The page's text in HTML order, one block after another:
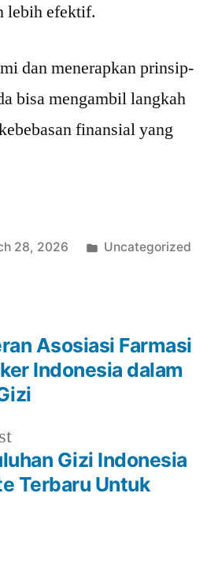
lebih efektif.
dan menerapkan prinsip-
bisa mengambil langkah
finansial yang
28, 2026
Posted
Uncategorized
Previous
post: Gizi Indonesia
Terbaru Untuk
Asosiasi Farmasi
Indonesia dalam